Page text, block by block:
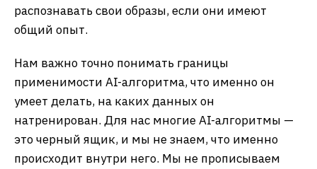
распознавать свои образы, если они имеют
общий опыт.
Нам важно точно понимать границы
применимости AI-алгоритма, что именно он
умеет делать, на каких данных он
натренирован. Для нас многие AI-алгоритмы —
это черный ящик, и мы не знаем, что именно
происходит внутри него. Мы не прописываем